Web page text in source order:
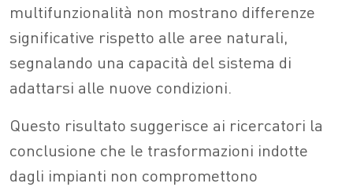
multifunzionalità non mostrano differenze
significative rispetto alle aree naturali,
segnalando una capacità del sistema di
adattarsi alle nuove condizioni.
Questo risultato suggerisce ai ricercatori la
conclusione che le trasformazioni indotte
dagli impianti non compromettono